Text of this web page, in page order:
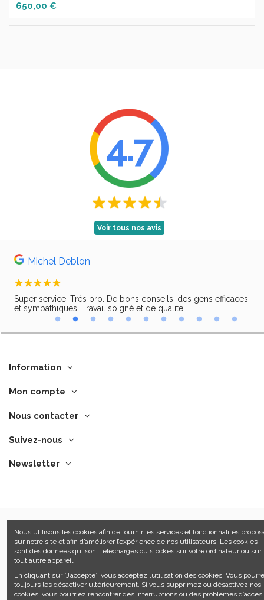
650,00 €
4.7
Voir tous nos avis
Michel Deblon
Super service. Très pro. De bons conseils, des gens efficaces
et sympathiques. Travail soigné et de qualité.
Information
Mon compte
Nous contacter
Suivez-nous
Newsletter
©Manfroy 2021 -Sitemap-CGV -Made by Tesial
Nous utilisons les cookies afin de fournir les services et fonctionnalités
sur notre site et afin d’améliorer l’expérience de nos utilisateurs. Les cookies
sont des données qui sont téléchargés ou stockés sur votre ordinateur ou sur
tout autre appareil.
En cliquant sur ”J’accepte”, vous acceptez l’utilisation des cookies. Vous
toujours les désactiver ultérieurement. Si vous supprimez ou désactivez nos
cookies, vous pourriez rencontrer des interruptions ou des problèmes d’accès